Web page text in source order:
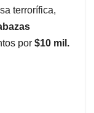
terrorífica,
por $10 mil.